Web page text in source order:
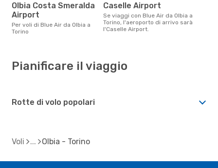
Olbia Costa Smeralda
Airport
Per voli di Blue Air da Olbia a
Torino
Caselle Airport
Se viaggi con Blue Air da Olbia a
Torino, l'aeroporto di arrivo sarà
l'Caselle Airport.
Pianificare il viaggio
Rotte di volo popolari
Voli Olbia - Torino